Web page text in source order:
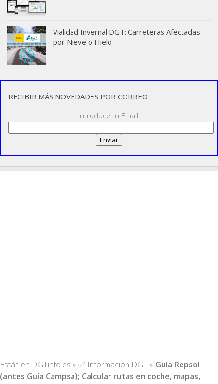
Vialidad Invernal DGT: Carreteras Afectadas
por Nieve o Hielo
RECIBIR MÁS NOVEDADES POR CORREO
Introduce tu Email:
Estás en DGTinfo.es » ✅ Información DGT » Guía Repsol
(antes Guía Campsa); Calcular rutas en coche, mapas,